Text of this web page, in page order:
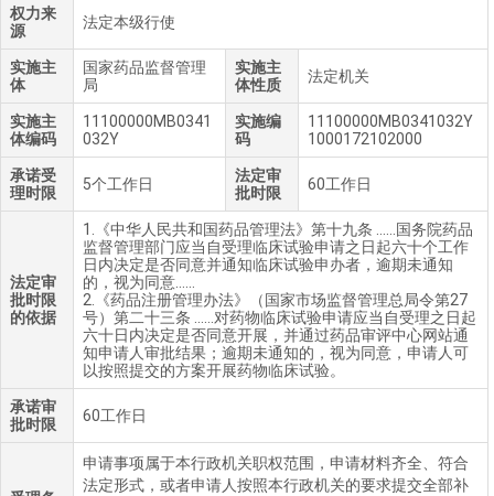
权力来
源
法定本级行使
实施主
体
国家药品监督管理
局
实施主
体性质
法定机关
实施主
体编码
11100000MB0341
032Y
实施编
码
11100000MB0341032Y
1000172102000
承诺受
理时限
5个工作日
法定审
批时限
60工作日
法定审
批时限
的依据
1.《中华人民共和国药品管理法》第十九条 ……国务院药品
监督管理部门应当自受理临床试验申请之日起六十个工作
日内决定是否同意并通知临床试验申办者，逾期未通知
的，视为同意……
2.《药品注册管理办法》（国家市场监督管理总局令第27
号）第二十三条 ……对药物临床试验申请应当自受理之日起
六十日内决定是否同意开展，并通过药品审评中心网站通
知申请人审批结果；逾期未通知的，视为同意，申请人可
以按照提交的方案开展药物临床试验。
承诺审
批时限
60工作日
申请事项属于本行政机关职权范围，申请材料齐全、符合
法定形式，或者申请人按照本行政机关的要求提交全部补